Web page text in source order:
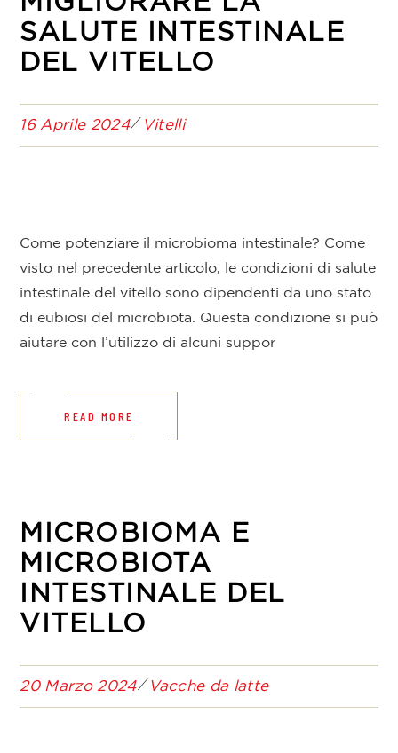
SALUTE INTESTINALE
DEL VITELLO
16 Aprile 2024 Vitelli
Come potenziare il microbioma intestinale? Come
visto nel precedente articolo, le condizioni di salute
intestinale del vitello sono dipendenti da uno stato
di eubiosi del microbiota. Questa condizione si può
aiutare con l’utilizzo di alcuni suppor
READ MORE
MICROBIOMA E
MICROBIOTA
INTESTINALE DEL
VITELLO
20 Marzo 2024 Vacche da latte